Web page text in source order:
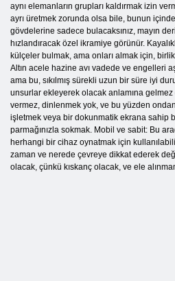
aynı elemanların grupları kaldırmak izin
ayrı üretmek zorunda olsa bile, bunun
gövdelerine sadece bulacaksınız, mayın
hızlandıracak özel ikramiye görünür.
külçeler bulmak, ama onları almak için,
Altın acele hazine avı vadede ve engelleri
ama bu, sıkılmış sürekli uzun bir süre iyi
unsurlar ekleyerek olacak anlamına
vermez, dinlenmek yok, ve bu yüzden
işletmek veya bir dokunmatik ekrana sahip
parmağınızla sokmak. Mobil ve sabit: Bu
herhangi bir cihaz oynatmak için
zaman ve nerede çevreye dikkat ederek
olacak, çünkü kıskanç olacak, ve ele